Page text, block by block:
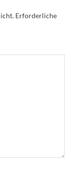
Erforderliche